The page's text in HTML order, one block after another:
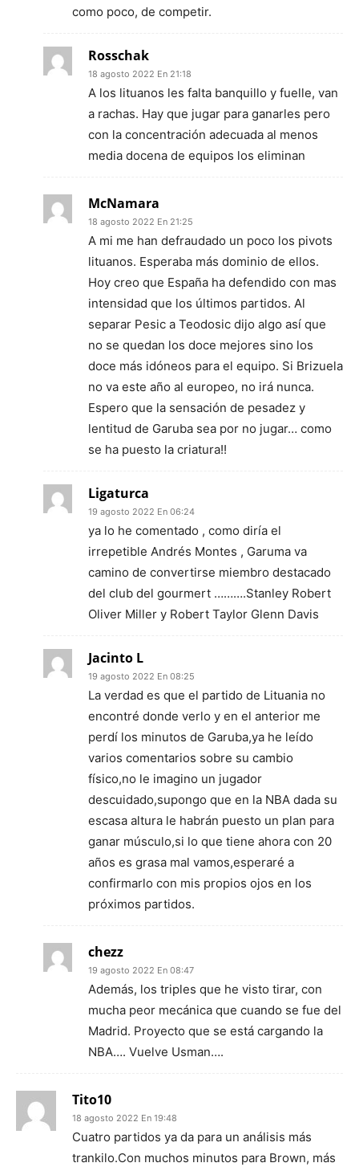
como poco, de competir.
Rosschak
18 agosto 2022 En 21:18
A los lituanos les falta banquillo y fuelle, van
a rachas. Hay que jugar para ganarles pero
con la concentración adecuada al menos
media docena de equipos los eliminan
McNamara
18 agosto 2022 En 21:25
A mi me han defraudado un poco los pivots
lituanos. Esperaba más dominio de ellos.
Hoy creo que España ha defendido con mas
intensidad que los últimos partidos. Al
separar Pesic a Teodosic dijo algo así que
no se quedan los doce mejores sino los
doce más idóneos para el equipo. Si Brizuela
no va este año al europeo, no irá nunca.
Espero que la sensación de pesadez y
lentitud de Garuba sea por no jugar… como
se ha puesto la criatura!!
Ligaturca
19 agosto 2022 En 06:24
ya lo he comentado , como diría el
irrepetible Andrés Montes , Garuma va
camino de convertirse miembro destacado
del club del gourmert ……….Stanley Robert
Oliver Miller y Robert Taylor Glenn Davis
Jacinto L
19 agosto 2022 En 08:25
La verdad es que el partido de Lituania no
encontré donde verlo y en el anterior me
perdí los minutos de Garuba,ya he leído
varios comentarios sobre su cambio
físico,no le imagino un jugador
descuidado,supongo que en la NBA dada su
escasa altura le habrán puesto un plan para
ganar músculo,si lo que tiene ahora con 20
años es grasa mal vamos,esperaré a
confirmarlo con mis propios ojos en los
próximos partidos.
chezz
19 agosto 2022 En 08:47
Además, los triples que he visto tirar, con
mucha peor mecánica que cuando se fue del
Madrid. Proyecto que se está cargando la
NBA…. Vuelve Usman….
Tito10
18 agosto 2022 En 19:48
Cuatro partidos ya da para un análisis más
trankilo.Con muchos minutos para Brown, más